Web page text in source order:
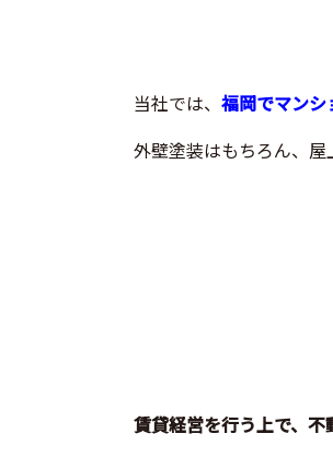
当社では、 福岡でマン
外壁塗装はもちろん、屋
賃貸経営を行う上で、不